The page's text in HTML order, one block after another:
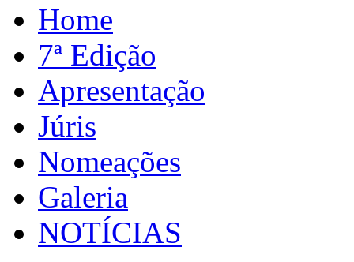
Home
7ª Edição
Apresentação
Júris
Nomeações
Galeria
NOTÍCIAS